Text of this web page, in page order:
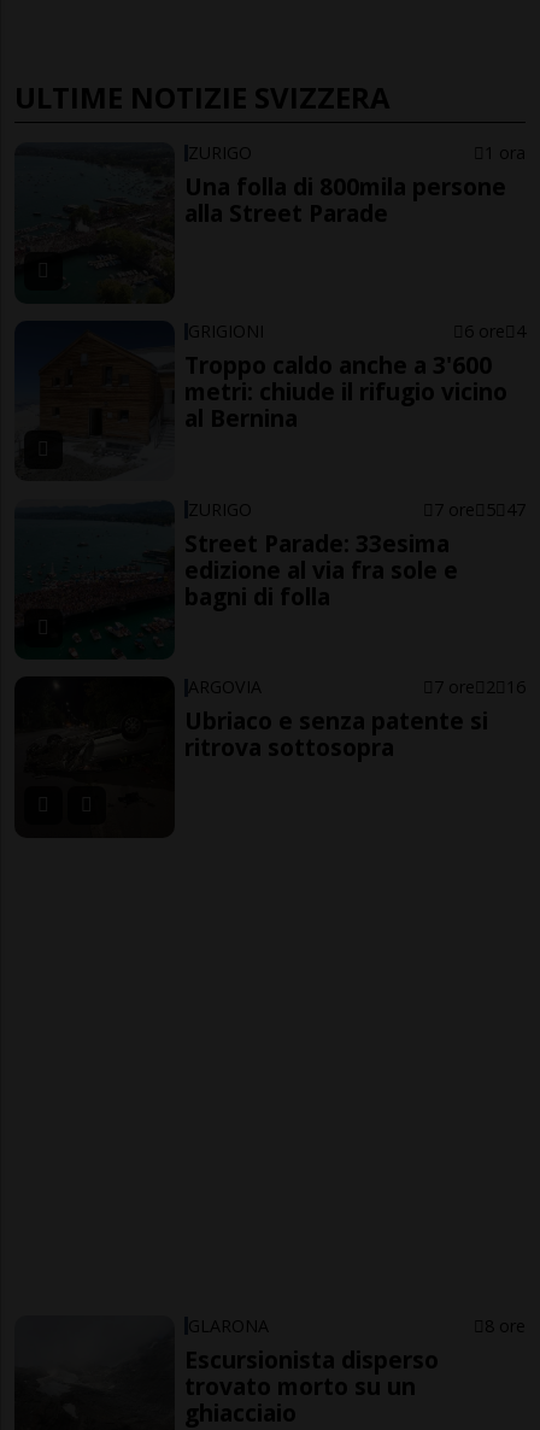
ULTIME NOTIZIE SVIZZERA
ZURIGO 1 ora
Una folla di 800mila persone
alla Street Parade
GRIGIONI 6 ore 4
Troppo caldo anche a 3'600
metri: chiude il rifugio vicino
al Bernina
ZURIGO 7 ore 5 47
Street Parade: 33esima
edizione al via fra sole e
bagni di folla
ARGOVIA 7 ore 2 16
Ubriaco e senza patente si
ritrova sottosopra
GLARONA 8 ore
Escursionista disperso
trovato morto su un
ghiacciaio